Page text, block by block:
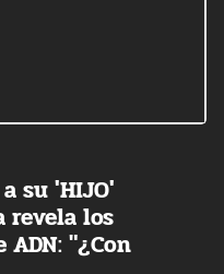
su 'HIJO'
revela los
"¿Con